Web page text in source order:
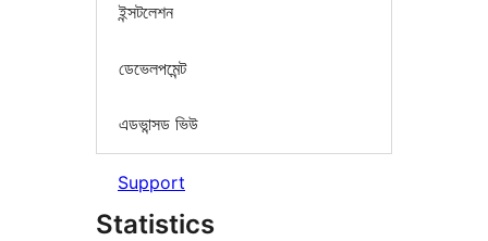
ইন্সটলেশন
ডেভেলপমেন্ট
এডভান্সড ভিউ
Support
Statistics